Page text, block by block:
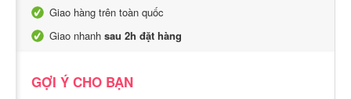
Giao hàng trên toàn quốc
Giao nhanh sau 2h đặt hàng
GỢI Ý CHO BẠN